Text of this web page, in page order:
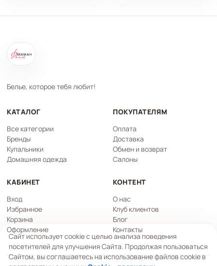
Белье, которое тебя любит!
КАТАЛОГ
Все категории
Бренды
Купальники
Домашняя одежда
ПОКУПАТЕЛЯМ
Оплата
Доставка
Обмен и возврат
Салоны
КАБИНЕТ
Вход
Избранное
Корзина
Оформление
КОНТЕНТ
О нас
Клуб клиентов
Блог
Контакты
Сайт использует cookie с целью анализа поведения
посетителей для улучшения Сайта. Продолжая пользоваться
Сайтом, вы соглашаетесь на использование файлов cookie в